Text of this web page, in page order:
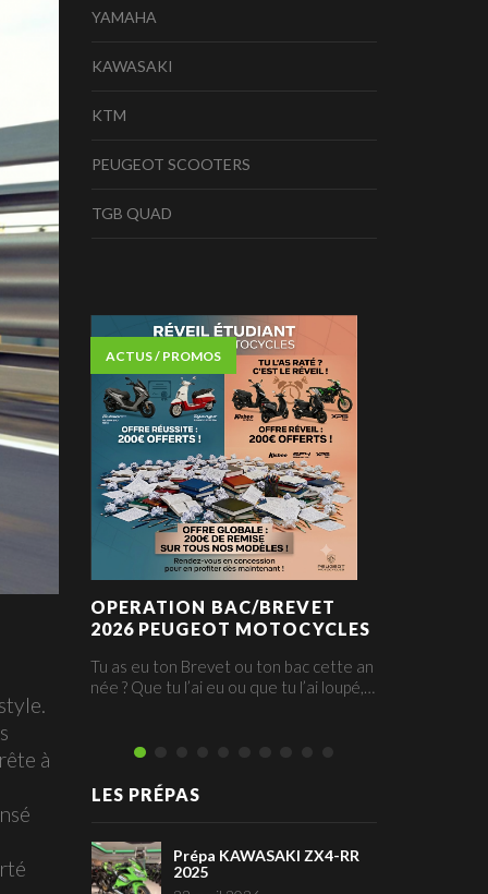
à
YAMAHA
KAWASAKI
KTM
PEUGEOT SCOOTERS
TGB QUAD
ACTUS / PROMOS
OPERATION BAC/BREVET
2026 PEUGEOT MOTOCYCLES
Tu as eu ton Brevet ou ton bac cette an
née ? Que tu l’ai eu ou que tu l’ai loupé,…
LES PRÉPAS
Prépa KAWASAKI ZX4-RR
2025